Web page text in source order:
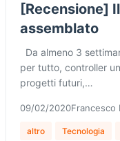
[Recensione]
assemblato
Da almeno 3
per tutto, controller
progetti futuri,…
09/02/2020Francesco
altro Tecnologia